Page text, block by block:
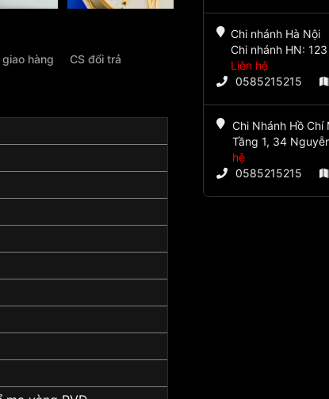
giao hàng CS đổi trả
Chi nhánh Hà Nội
Chi nhánh HN:
Liên hệ
0585215215
Chi Nhánh Hồ Chí
Tầng 1, 34
hệ
0585215215